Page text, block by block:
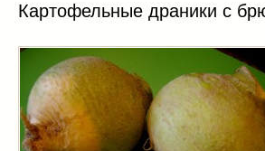
Картофельные драники с